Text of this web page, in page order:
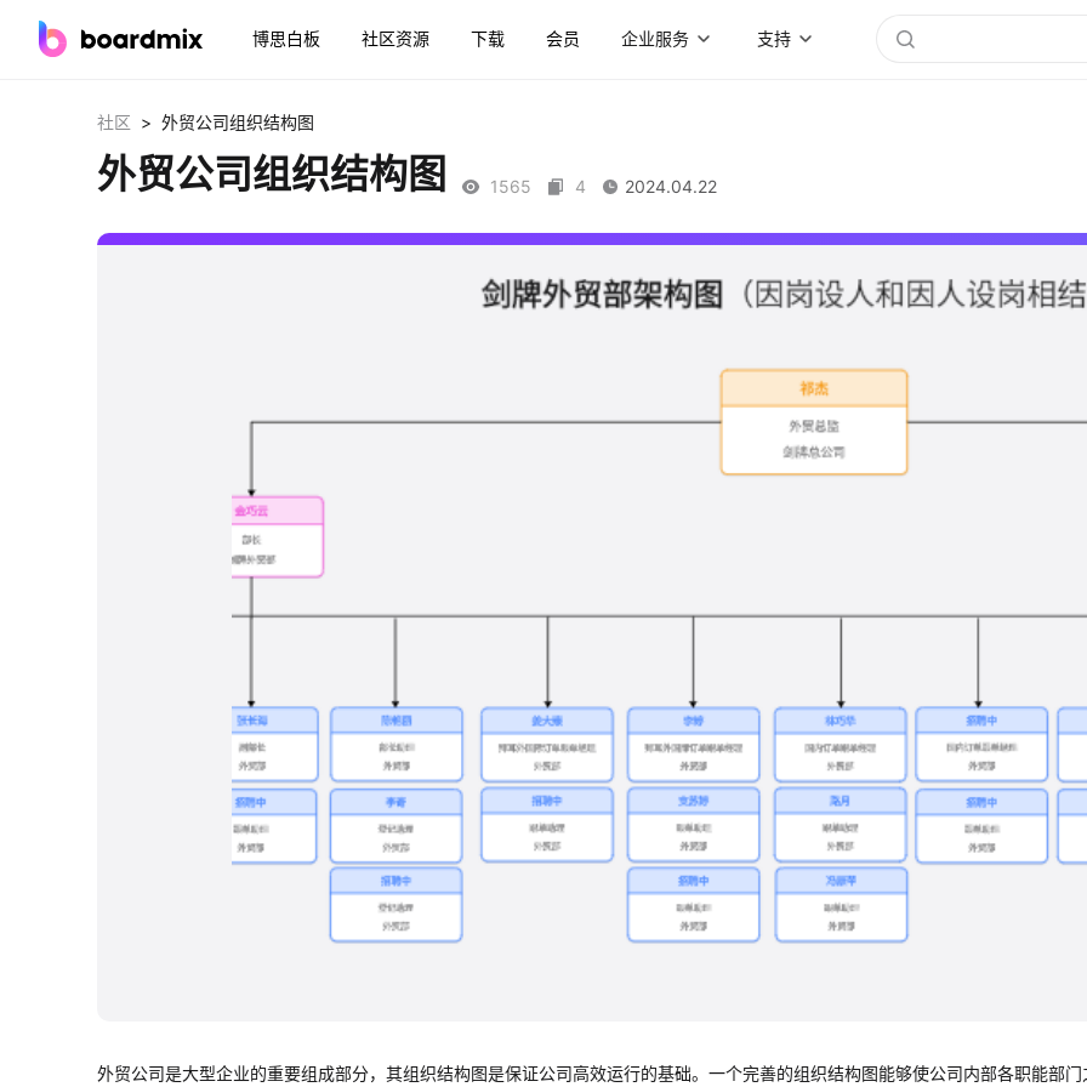
博思白板 社区资源 下载 会员 企业服务 支持
社区 > 外贸公司组织结构图
外贸公司组织结构图 1565 4 2024.04.22
外贸公司是大型企业的重要组成部分，其组织结构图是保证公司高效运行的基础。一个完善的组织结构图能够使公司内部各职能部门